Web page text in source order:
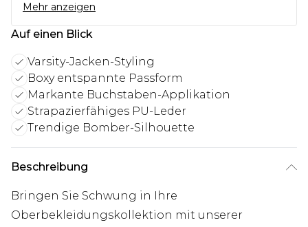
Mehr anzeigen
Auf einen Blick
Varsity-Jacken-Styling
Boxy entspannte Passform
Markante Buchstaben-Applikation
Strapazierfähiges PU-Leder
Trendige Bomber-Silhouette
Beschreibung
Bringen Sie Schwung in Ihre
Oberbekleidungskollektion mit unserer